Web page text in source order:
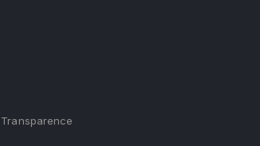
Transparence